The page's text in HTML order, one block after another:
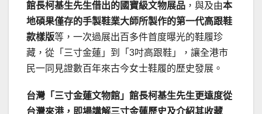
館長柯基生先生借出的國寶級文物展品 ，與及由本
地碩果僅存的手製鞋業大師所製作的第一代高跟鞋
款樣版等，一次過展出百多件首度曝光的鞋履珍
藏，從「三寸金蓮」到「3吋高跟鞋」，讓全港市
民一同見證數百年來古今女士鞋履的歷史發展。
台灣「三寸金蓮文物館」館長柯基生先生更遠度從
台灣來港，即場講解三寸金蓮歷史及介紹其收藏